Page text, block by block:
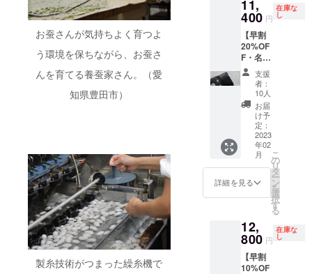
お蚕さんが気持ちよく育つよ
う環境を保ちながら、お蚕さ
んを育てる養蚕家さん。（愛
知県豊田市）
製糸技術がつまった繰糸機で
田シル
クを使
用） 生
産国：
日本 ■
モニ
ターの
都合
上、掲
載写真
と実際
の色が
異なる
場合が
ござい
■ドライ
クリー
してい
ます。
■ シル
クの特
異なる
場合が
ます。
■ドライ
クリー
ニング
を推奨
してい
ます。
■ シル
クの特
性上、
摩擦・
こすれ
毛羽立
ちが発
ありま
す。
サイ
ズ：画
面幅・
ロゴの
縦横比
によっ
て異な
りま
す。横
並びに4
社分を
掲載予
定で
す。 ・
掲載期
間は
2023年
定して
おりま
会社名
ジ）を
掲載し
ます。
豊田市
内の企
業・店
舗様を
対象と
した返
礼品で
す。
キャン
セルは
できな
いた
め、ご
支援の
さい。
内容 ・
ンド
リー。
シル
バーの
ボール
チェー
ンは取
り外し
可能の
2wayタ
イプで
す。ま
た、一
つ一つ
くるみ
ボタン
部分の
多め
（ロゴ
が目立
つデザ
イン）
11,
400 円
在庫な
し
【早割
20%OF
F・名刺
入れ】
外側に
シル
ク、内
側に牛
革を使
用した
名刺入
れ。手
触りの
良いシ
ルク、
丈夫で
牛革と
あわ
せ、丸
縁部分
などの
支援
者：
10人
お届
け予
定：
2023
年02
月
詳細を見る
こ
の
リ
タ
ー
ン
を
選
択
す
る
12,
800 円
在庫な
し
【早割
10%OF